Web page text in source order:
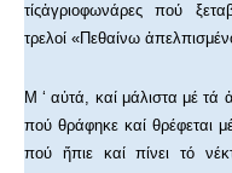
τίςἀγριοφωνάρες πού
τρελοί «Πεθαίνω
Μ ‘ αὐτά, καί μάλιστα μέ τά
πού θράφηκε καί θρέφεται
πού ἤπιε καί πίνει τό